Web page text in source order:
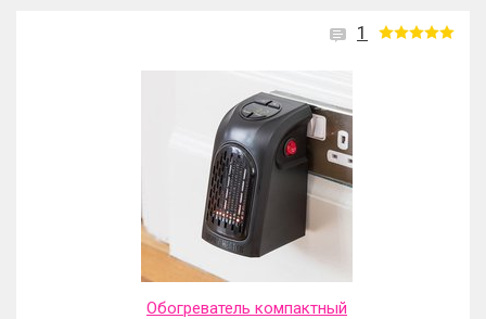
1
Обогреватель компактный